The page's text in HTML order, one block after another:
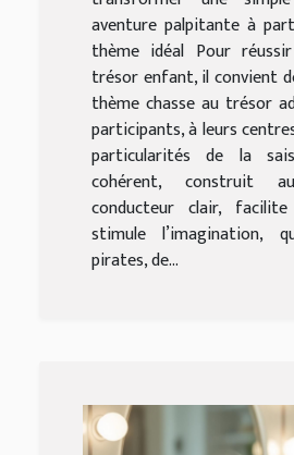
aventure palpitante à
thème idéal Pour
trésor enfant, il convient
thème chasse au trésor
participants, à leurs
particularités de la
cohérent, construit
conducteur clair,
stimule l’imagination,
pirates, de...